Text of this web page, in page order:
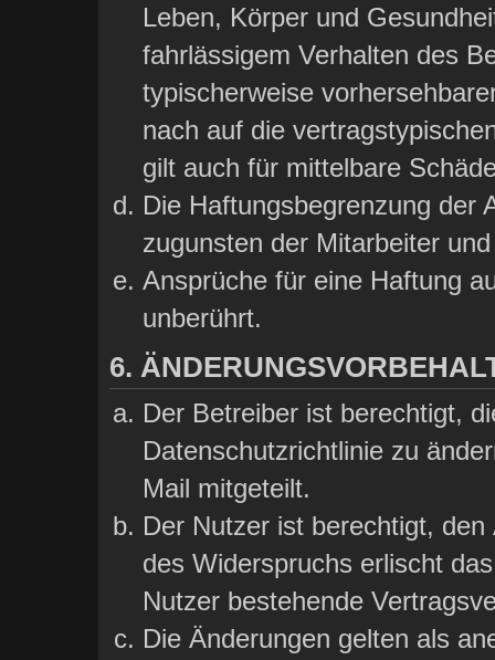
Leben, Körper und
fahrlässigem Verhalten des
typischerweise
nach auf die
gilt auch für mittelbare
Die Haftungsbegrenzung der
zugunsten der Mitarbeiter
Ansprüche für eine Haftung
unberührt.
6.
Der Betreiber ist berechtigt,
Datenschutzrichtlinie zu
Mail mitgeteilt.
Der Nutzer ist berechtigt,
des Widerspruchs erlischt
Nutzer bestehende
Die Änderungen gelten als